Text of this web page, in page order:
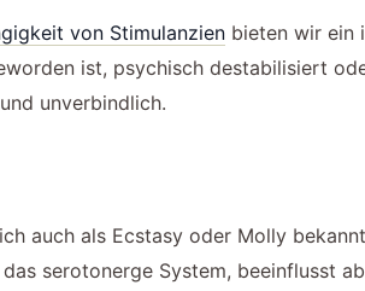
von Stimulanzien bieten wir ein
ist, psychisch destabilisiert
unverbindlich.
auch als Ecstasy oder Molly
serotonerge System, beeinflusst